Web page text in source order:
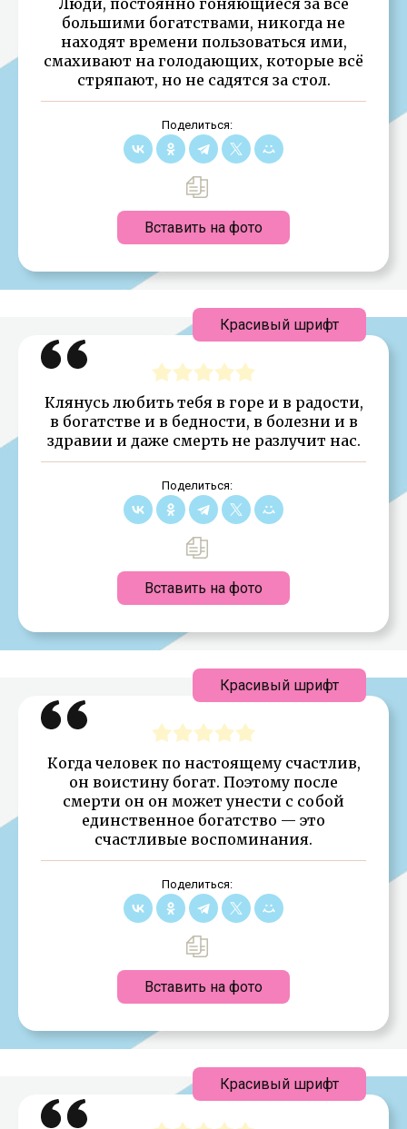
большими богатствами, никогда не
находят времени пользоваться ими,
смахивают на голодающих, которые всё
стряпают, но не садятся за стол.
Поделиться:
Вставить на фото
Клянусь любить тебя в горе и в радости,
в богатстве и в бедности, в болезни и в
здравии и даже смерть не разлучит нас.
Поделиться:
Вставить на фото
Красивый шрифт
Когда человек по настоящему счастлив,
он воистину богат. Поэтому после
смерти он он может унести с собой
единственное богатство — это
счастливые воспоминания.
Поделиться:
Вставить на фото
Красивый шрифт
Красивый шрифт